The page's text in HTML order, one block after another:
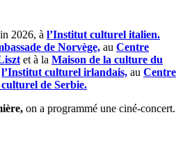
2026, à l’Institut culturel italien.
de Norvège, au Centre
et à la Maison de la culture du
l’Institut culturel irlandais, au Centre
de Serbie.
on a programmé une ciné-concert.